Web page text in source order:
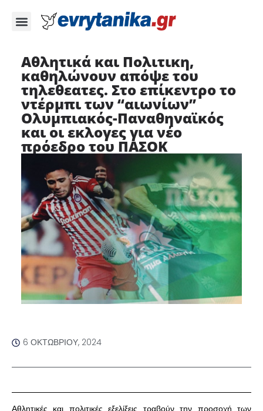
Αθλητικά και Πολιτικη,
καθηλώνουν απόψε του
τηλεθεατες. Στο επίκεντρο το
ντέρμπι των “αιωνίων”
Ολυμπιακός-Παναθηναϊκός
και οι εκλογες για νέο
πρόεδρο του ΠΑΣΟΚ
6 ΟΚΤΩΒΡΊΟΥ, 2024